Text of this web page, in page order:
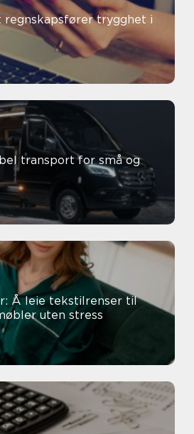
trygghet i
Å leie tekstilrenser til
uten stress